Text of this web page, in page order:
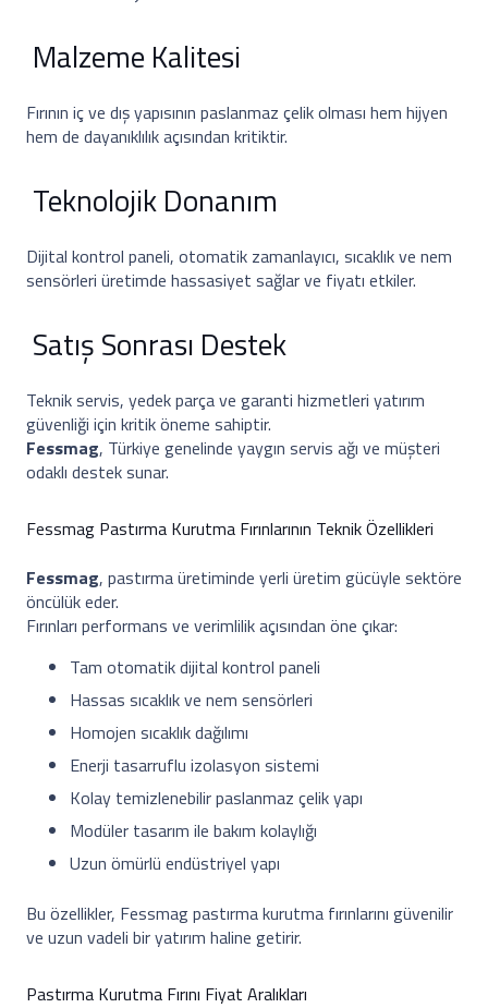
Malzeme Kalitesi
Fırının iç ve dış yapısının paslanmaz çelik olması hem hijyen
hem de dayanıklılık açısından kritiktir.
Teknolojik Donanım
Dijital kontrol paneli, otomatik zamanlayıcı, sıcaklık ve nem
sensörleri üretimde hassasiyet sağlar ve fiyatı etkiler.
Satış Sonrası Destek
Teknik servis, yedek parça ve garanti hizmetleri yatırım
güvenliği için kritik öneme sahiptir.
Fessmag, Türkiye genelinde yaygın servis ağı ve müşteri
odaklı destek sunar.
Fessmag Pastırma Kurutma Fırınlarının Teknik Özellikleri
Fessmag, pastırma üretiminde yerli üretim gücüyle sektöre
öncülük eder.
Fırınları performans ve verimlilik açısından öne çıkar:
Tam otomatik dijital kontrol paneli
Hassas sıcaklık ve nem sensörleri
Homojen sıcaklık dağılımı
Enerji tasarruflu izolasyon sistemi
Kolay temizlenebilir paslanmaz çelik yapı
Modüler tasarım ile bakım kolaylığı
Uzun ömürlü endüstriyel yapı
Bu özellikler, Fessmag pastırma kurutma fırınlarını güvenilir
ve uzun vadeli bir yatırım haline getirir.
Pastırma Kurutma Fırını Fiyat Aralıkları